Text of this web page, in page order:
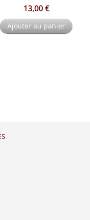
13,00 €
Ajouter au panier